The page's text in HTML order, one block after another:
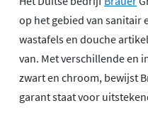
op het gebied van sanitair
wastafels en douche
van. Met verschillende en
zwart en chroom, bewijst
garant staat voor